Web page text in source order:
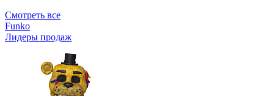
Смотреть все
Funko
Лидеры продаж